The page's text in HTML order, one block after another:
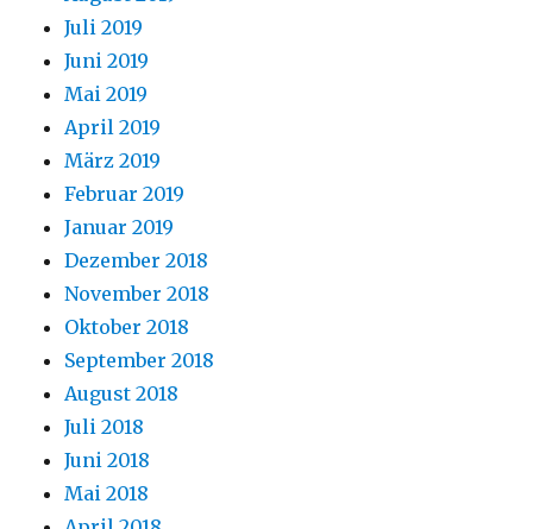
Juli 2019
Juni 2019
Mai 2019
April 2019
März 2019
Februar 2019
Januar 2019
Dezember 2018
November 2018
Oktober 2018
September 2018
August 2018
Juli 2018
Juni 2018
Mai 2018